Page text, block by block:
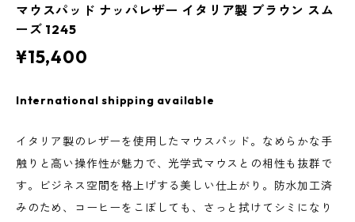
マウスパッド ナッパレザー イタリア製 ブラウン スム
ーズ 1245
¥15,400
International shipping available
イタリア製のレザーを使用したマウスパッド。なめらかな手
触りと高い操作性が魅力で、光学式マウスとの相性も抜群で
す。ビジネス空間を格上げする美しい仕上がり。防水加工済
みのため、コーヒーをこぼしても、さっと拭けてシミになり